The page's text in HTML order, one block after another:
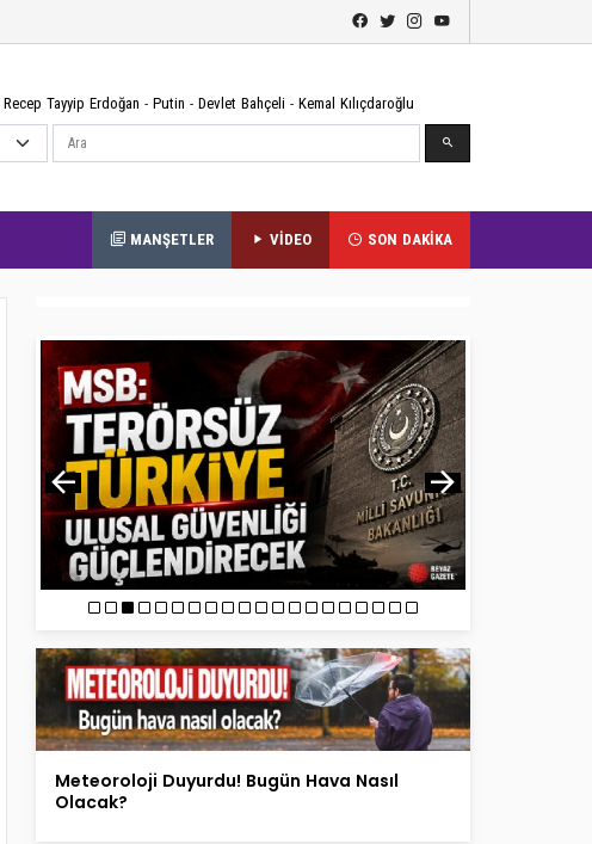
Recep Tayyip Erdoğan - Putin - Devlet Bahçeli - Kemal Kılıçdaroğlu
Ara
MANŞETLER VİDEO SON DAKİKA
Meteoroloji Duyurdu! Bugün Hava Nasıl
Olacak?